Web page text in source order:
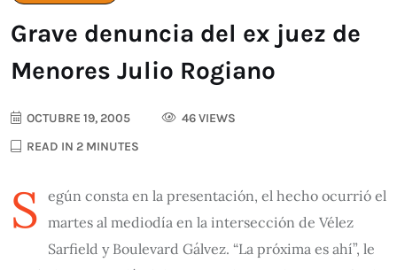
Grave denuncia del ex juez de
Menores Julio Rogiano
OCTUBRE 19, 2005
46 VIEWS
READ IN 2 MINUTES
S egún consta en la presentación, el hecho ocurrió el
martes al mediodía en la intersección de Vélez
Sarfield y Boulevard Gálvez. “La próxima es ahí”, le